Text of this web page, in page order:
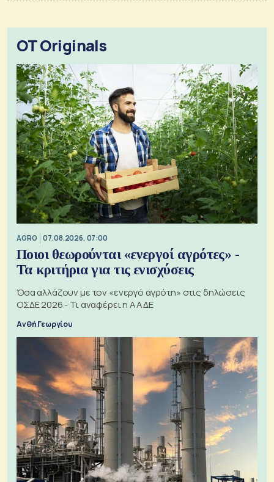
OT Originals
AGRO 07.08.2026, 07:00
Ποιοι θεωρούνται «ενεργοί αγρότες» -
Τα κριτήρια για τις ενισχύσεις
Όσα αλλάζουν με τον «ενεργό αγρότη» στις δηλώσεις
ΟΣΔΕ 2026 - Τι αναφέρει η ΑΑΔΕ
Ανθή Γεωργίου